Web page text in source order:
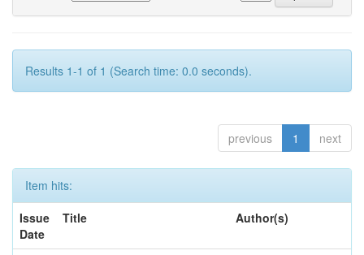
Results 1-1 of 1 (Search time: 0.0 seconds).
previous 1 next
Item hits:
Issue
Date
Title Author(s)